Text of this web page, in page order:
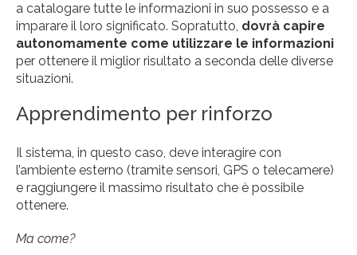
a catalogare tutte le informazioni in suo possesso e a
imparare il loro significato. Sopratutto, dovrà capire
autonomamente come utilizzare le informazioni
per ottenere il miglior risultato a seconda delle diverse
situazioni.
Apprendimento per rinforzo
Il sistema, in questo caso, deve interagire con
l’ambiente esterno (tramite sensori, GPS o telecamere)
e raggiungere il massimo risultato che è possibile
ottenere.
Ma come?